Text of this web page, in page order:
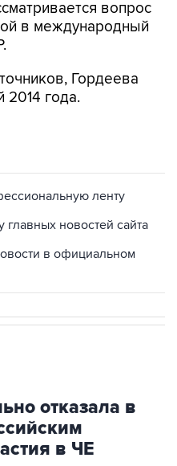
вопрос
в международный
Гордеева
2014 года.
ленту
главных новостей сайта
в официальном
отказала в
в ЧЕ